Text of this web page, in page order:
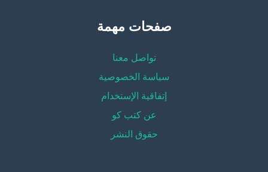
صفحات مهمة
تواصل معنا
سياسة الخصوصية
إتفاقية الإستخدام
عن كتب كو
حقوق النشر